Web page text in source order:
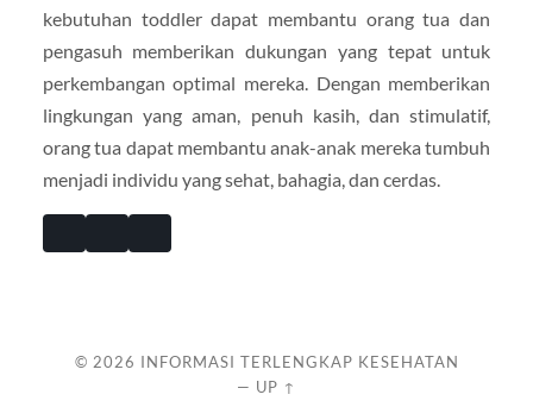
kebutuhan toddler dapat membantu orang tua dan
pengasuh memberikan dukungan yang tepat untuk
perkembangan optimal mereka. Dengan memberikan
lingkungan yang aman, penuh kasih, dan stimulatif,
orang tua dapat membantu anak-anak mereka tumbuh
menjadi individu yang sehat, bahagia, dan cerdas.
© 2026 INFORMASI TERLENGKAP KESEHATAN
— UP ↑